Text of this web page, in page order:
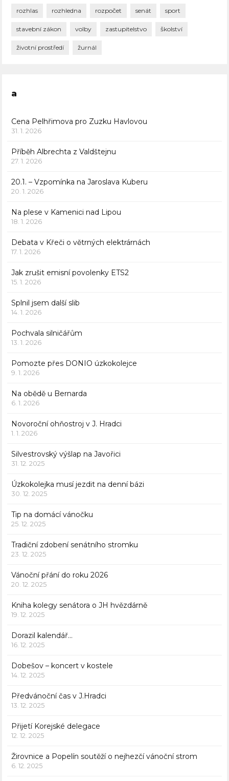
rozhlas rozhledna rozpočet senát sport
stavební zákon volby zastupitelstvo školství
životní prostředí žurnál
a
Cena Pelhřimova pro Zuzku Havlovou
31. 1. 2026
Příběh Albrechta z Valdštejnu
27. 1. 2026
20.1. – Vzpomínka na Jaroslava Kuberu
20. 1. 2026
Na plese v Kamenici nad Lipou
18. 1. 2026
Debata v Křeči o větrných elektrárnách
17. 1. 2026
Jak zrušit emisní povolenky ETS2
15. 1. 2026
Splnil jsem další slib
14. 1. 2026
Pochvala silničářům
13. 1. 2026
Pomozte přes DONIO úzkokolejce
9. 1. 2026
Na obědě u Bernarda
6. 1. 2026
Novoroční ohňostroj v J. Hradci
1. 1. 2026
Silvestrovský výšlap na Javořici
31. 12. 2025
Úzkokolejka musí jezdit na denní bázi
30. 12. 2025
Tip na domácí vánočku
25. 12. 2025
Tradiční zdobení senátního stromku
23. 12. 2025
Vánoční přání do roku 2026
20. 12. 2025
Kniha kolegy senátora o JH hvězdárně
19. 12. 2025
Dorazil kalendář…
16. 12. 2025
Dobešov – koncert v kostele
14. 12. 2025
Předvánoční čas v J.Hradci
13. 12. 2025
Přijetí Korejské delegace
12. 12. 2025
Žirovnice a Popelín soutěží o nejhezčí vánoční strom
6. 12. 2025